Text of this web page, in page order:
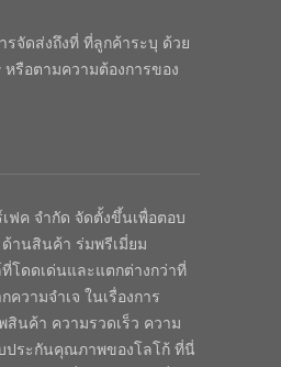
รจัดส่งถึงที่ ที่ลูกค้าระบุ ด้วย
หรือตามความต้องการของ
ฟค จำกัด จัดตั้งขึ้นเพื่อตอบ
านสินค้า ร่มพรีเมี่ยม
โดดเด่นและแตกต่างกว่าที่
ความจำเจ ในเรื่องการ
นค้า ความรวดเร็ว ความ
ประกันคุณภาพของโลโก้ ที่นี่